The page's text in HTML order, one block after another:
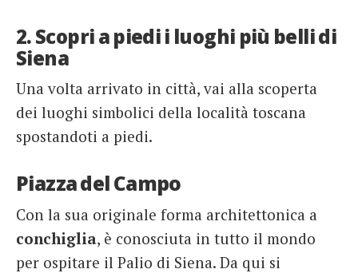
2. Scopri a piedi i luoghi più belli di
Siena
Una volta arrivato in città, vai alla scoperta
dei luoghi simbolici della località toscana
spostandoti a piedi.
Piazza del Campo
Con la sua originale forma architettonica a
conchiglia, è conosciuta in tutto il mondo
per ospitare il Palio di Siena. Da qui si